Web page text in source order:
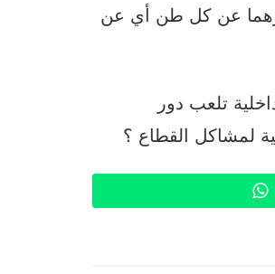
يخفف من التكلفة التي يتحملها الموزع، ويقدر بـ30 درهما عن كل طن أي عن
تلعب دور
لمشاكل القطاع ؟